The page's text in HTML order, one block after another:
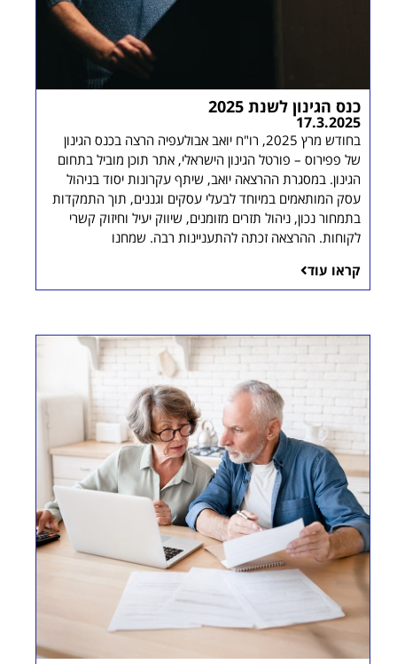
כנס הגינון לשנת 2025
17.3.2025
בחודש מרץ 2025, רו"ח יואב אבולעפיה הרצה בכנס הגינון
של פפירוס – פורטל הגינון הישראלי, אתר תוכן מוביל בתחום
הגינון. במסגרת ההרצאה יואב, שיתף עקרונות יסוד בניהול
עסק המותאמים במיוחד לבעלי עסקים וגננים, תוך התמקדות
בתמחור נכון, ניהול תזרים מזומנים, שיווק יעיל וחיזוק קשרי
לקוחות. ההרצאה זכתה להתעניינות רבה. שמחנו
קראו עוד